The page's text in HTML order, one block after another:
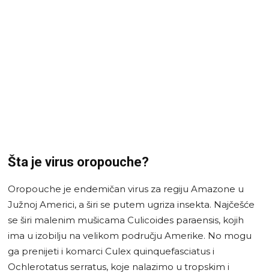
Šta je virus oropouche?
Oropouche je endemičan virus za regiju Amazone u
Južnoj Americi, a širi se putem ugriza insekta. Najčešće
se širi malenim mušicama Culicoides paraensis, kojih
ima u izobilju na velikom području Amerike. No mogu
ga prenijeti i komarci Culex quinquefasciatus i
Ochlerotatus serratus, koje nalazimo u tropskim i